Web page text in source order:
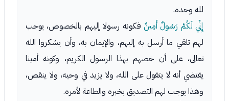
لله وحده.
إِنِّي لَكُمْ رَسُولٌ أَمِينٌ فكونه رسولا إليهم بالخصوص، يوجب
لهم تلقي ما أرسل به إليهم، والإيمان به، وأن يشكروا الله
تعالى، على أن خصهم بهذا الرسول الكريم، وكونه أمينا
يقتضي أنه لا يتقول على الله، ولا يزيد في وحيه، ولا ينقص،
وهذا يوجب لهم التصديق بخبره والطاعة لأمره.